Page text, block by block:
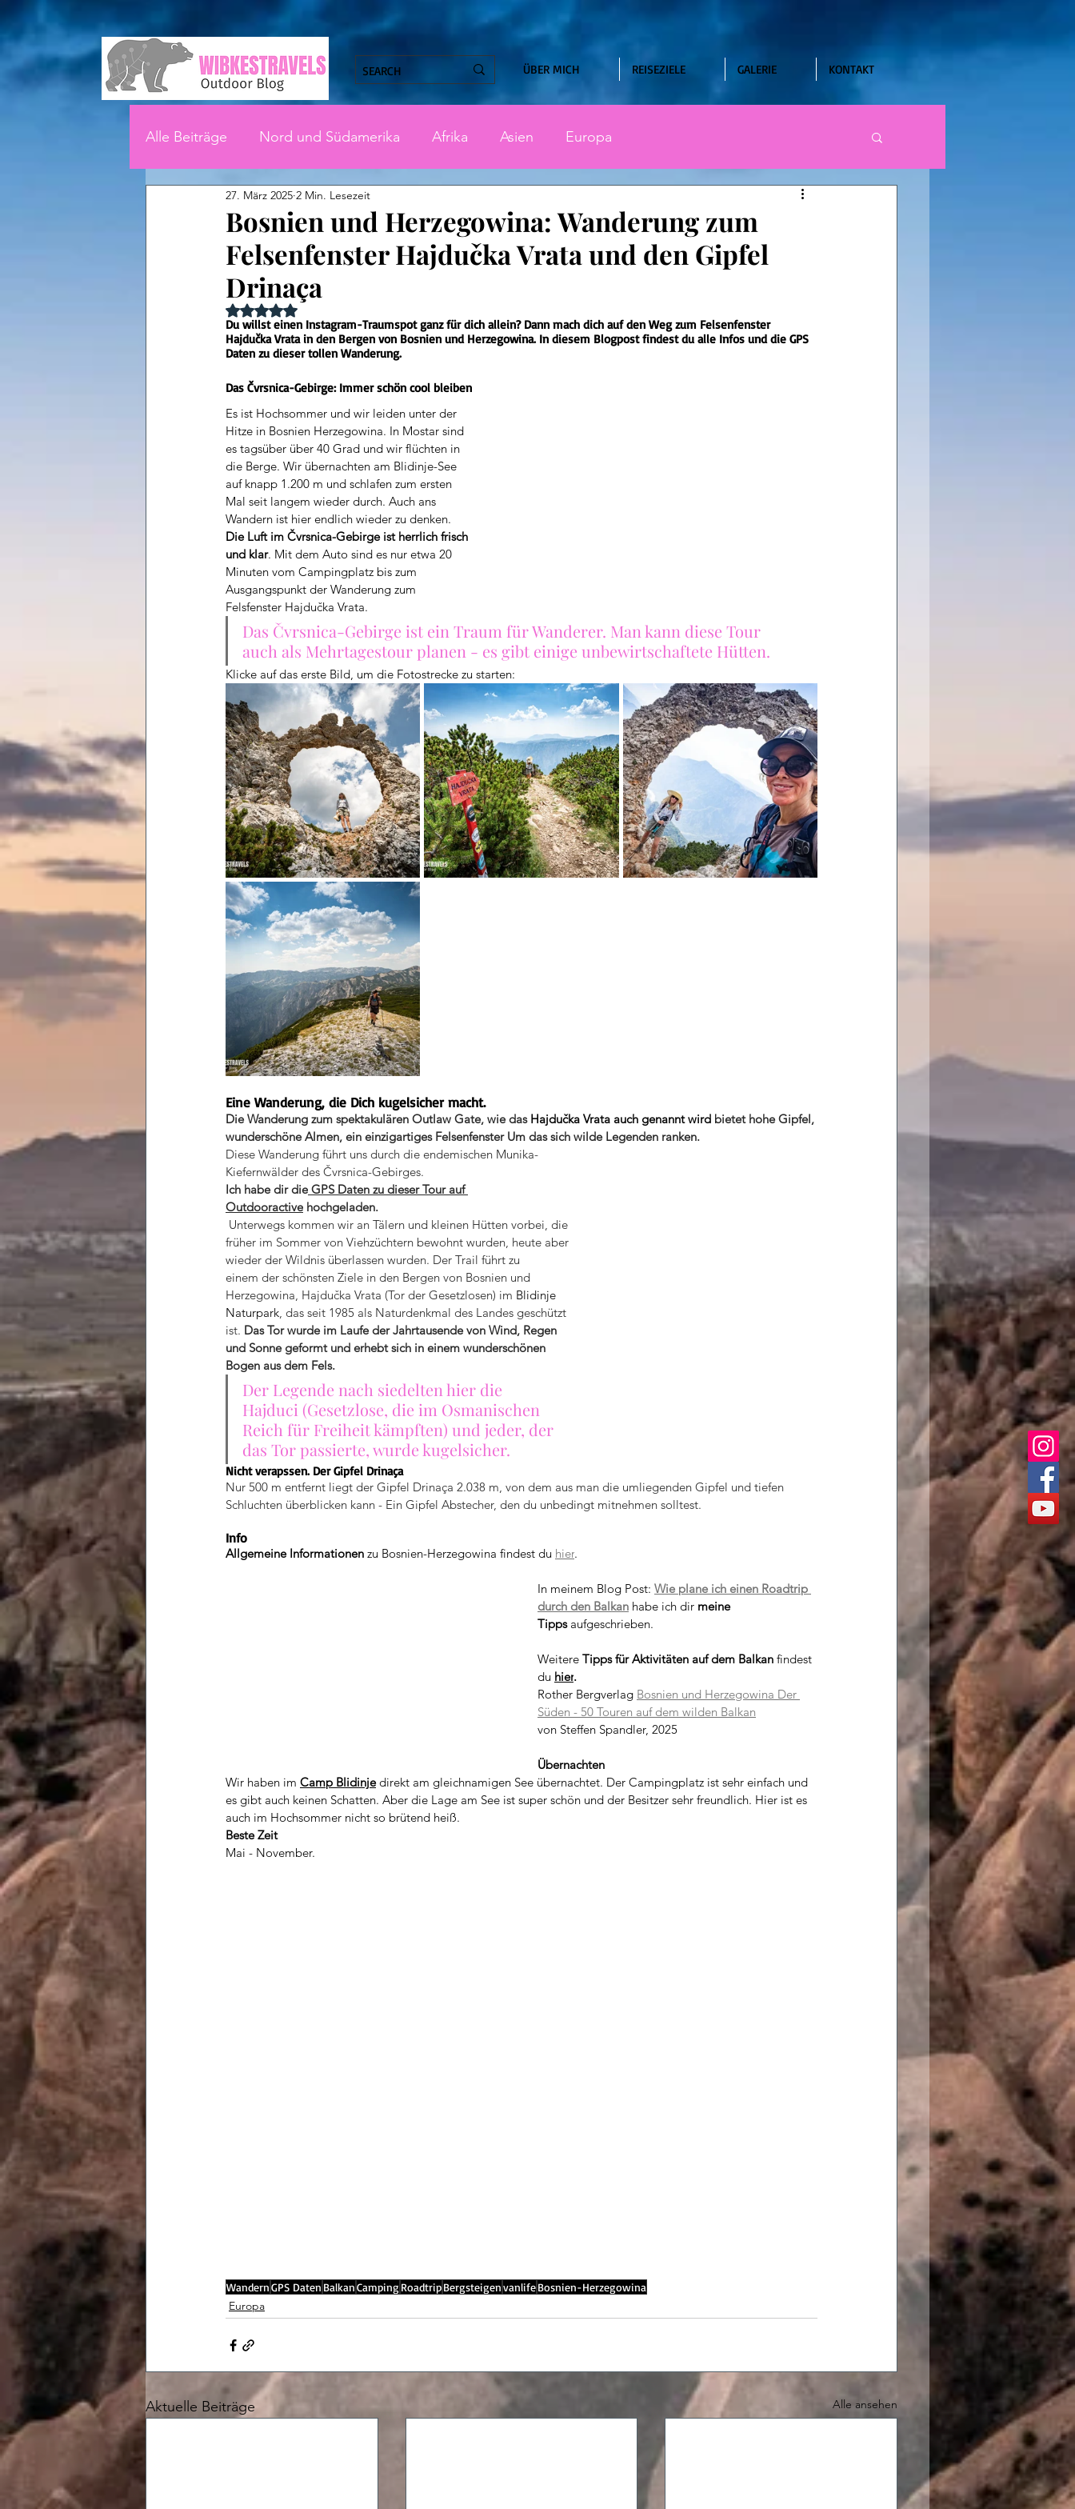
ÜBER MICH REISEZIELE GALERIE KONTAKT
Alle Beiträge Nord und Südamerika Afrika Asien Europa
Bosnien und Herzegowina: Wanderung zum
Felsenfenster Hajdučka Vrata und den Gipfel
Drinaça
27. März 2025 2 Min. Lesezeit
Mit NaN von 5 Sternen bewertet.
Du willst einen Instagram-Traumspot ganz für dich allein? Dann mach dich auf den Weg zum Felsenfenster
Hajdučka Vrata in den Bergen von Bosnien und Herzegowina. In diesem Blogpost findest du alle Infos und die GPS
Daten zu dieser tollen Wanderung.
Das Čvrsnica-Gebirge: Immer schön cool bleiben
Es ist Hochsommer und wir leiden unter der
Hitze in Bosnien Herzegowina. In Mostar sind
es tagsüber über 40 Grad und wir flüchten in
die Berge. Wir übernachten am Blidinje-See
auf knapp 1.200 m und schlafen zum ersten
Mal seit langem wieder durch. Auch ans
Wandern ist hier endlich wieder zu denken.
Die Luft im Čvrsnica-Gebirge ist herrlich frisch
und klar. Mit dem Auto sind es nur etwa 20
Minuten vom Campingplatz bis zum
Ausgangspunkt der Wanderung zum
Felsfenster Hajdučka Vrata.
Das Čvrsnica-Gebirge ist ein Traum für Wanderer. Man kann diese Tour
auch als Mehrtagestour planen - es gibt einige unbewirtschaftete Hütten.
Klicke auf das erste Bild, um die Fotostrecke zu starten:
Eine Wanderung, die Dich kugelsicher macht.
Die Wanderung zum spektakulären Outlaw Gate, wie das Hajdučka Vrata auch genannt wird bietet hohe Gipfel,
wunderschöne Almen, ein einzigartiges Felsenfenster Um das sich wilde Legenden ranken.
Diese Wanderung führt uns durch die endemischen Munika-
Kiefernwälder des Čvrsnica-Gebirges.
Ich habe dir die GPS Daten zu dieser Tour auf
Outdooractive hochgeladen.
früher im Sommer von Viehzüchtern bewohnt wurden, heute aber
wieder der Wildnis überlassen wurden. Der Trail führt zu
einem der schönsten Ziele in den Bergen von Bosnien und
Herzegowina, Hajdučka Vrata (Tor der Gesetzlosen) im Blidinje
Naturpark, das seit 1985 als Naturdenkmal des Landes geschützt
ist. Das Tor wurde im Laufe der Jahrtausende von Wind, Regen
und Sonne geformt und erhebt sich in einem wunderschönen
Bogen aus dem Fels.
Der Legende nach siedelten hier die
Hajduci (Gesetzlose, die im Osmanischen
Reich für Freiheit kämpften) und jeder, der
das Tor passierte, wurde kugelsicher.
Nicht verapssen. Der Gipfel Drinaça
Nur 500 m entfernt liegt der Gipfel Drinaça 2.038 m, von dem aus man die umliegenden Gipfel und tiefen
Schluchten überblicken kann - Ein Gipfel Abstecher, den du unbedingt mitnehmen solltest.
Info
Allgemeine Informationen zu Bosnien-Herzegowina findest du hier.
In meinem Blog Post: Wie plane ich einen Roadtrip
durch den Balkan habe ich dir meine
Tipps aufgeschrieben.
Weitere Tipps für Aktivitäten auf dem Balkan findest
du hier.
Rother Bergverlag Bosnien und Herzegowina Der
Süden - 50 Touren auf dem wilden Balkan
von Steffen Spandler, 2025
Übernachten
Wir haben im Camp Blidinje direkt am gleichnamigen See übernachtet. Der Campingplatz ist sehr einfach und
es gibt auch keinen Schatten. Aber die Lage am See ist super schön und der Besitzer sehr freundlich. Hier ist es
auch im Hochsommer nicht so brütend heiß.
Beste Zeit
Mai - November.
WandernGPS Daten BalkanCamping RoadtripBergsteigenvanlifeBosnien-Herzegowina
Europa
Aktuelle Beiträge Alle ansehen